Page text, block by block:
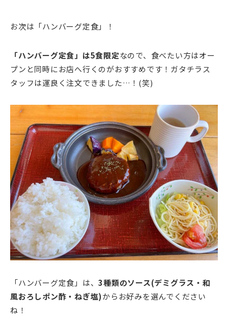
お次は「ハンバーグ定食」！
「ハンバーグ定食」は5食限定なので、食べたい方はオー
プンと同時にお店へ行くのがおすすめです！ガタチラス
タッフは運良く注文できました…！(笑)
「ハンバーグ定食」は、3種類のソース(デミグラス・和
風おろしポン酢・ねぎ塩)からお好みを選んでください
ね！